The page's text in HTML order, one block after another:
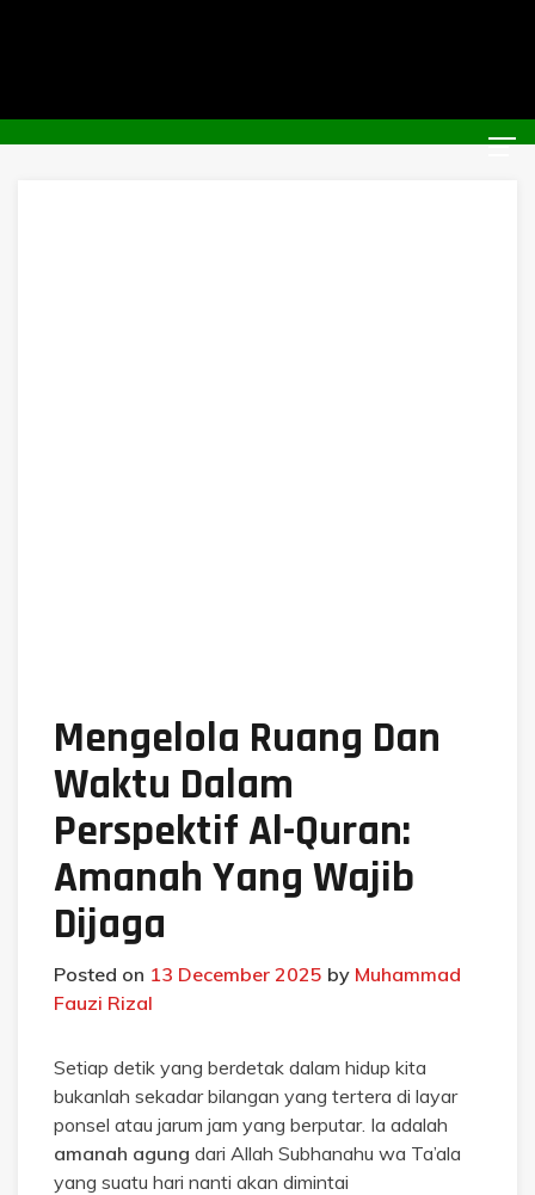
Mengelola Ruang Dan
Waktu Dalam
Perspektif Al-Quran:
Amanah Yang Wajib
Dijaga
Posted on 13 December 2025 by Muhammad
Fauzi Rizal
Setiap detik yang berdetak dalam hidup kita
bukanlah sekadar bilangan yang tertera di layar
ponsel atau jarum jam yang berputar. Ia adalah
amanah agung dari Allah Subhanahu wa Ta’ala
yang suatu hari nanti akan dimintai